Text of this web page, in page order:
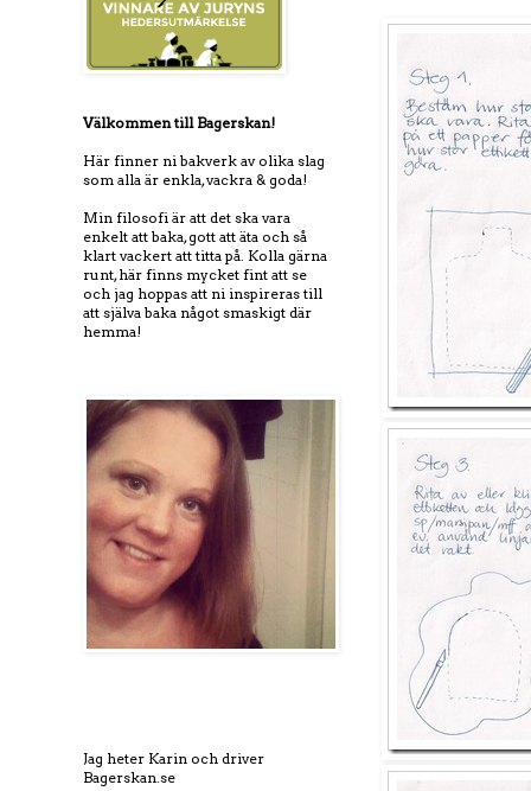
Välkommen till Bagerskan!
Här finner ni bakverk av olika slag
som alla är enkla, vackra & goda!
Min filosofi är att det ska vara
enkelt att baka, gott att äta och så
klart vackert att titta på. Kolla gärna
runt, här finns mycket fint att se
och jag hoppas att ni inspireras till
att själva baka något smaskigt där
hemma!
Jag heter Karin och driver
Bagerskan.se